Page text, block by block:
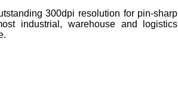
300dpi resolution for pin-sharp
industrial, warehouse and logistics